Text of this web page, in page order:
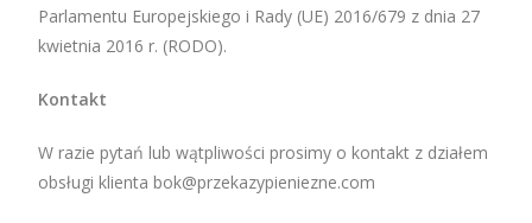
Parlamentu Europejskiego i Rady (UE) 2016/679 z dnia 27
kwietnia 2016 r. (RODO).
Kontakt
W razie pytań lub wątpliwości prosimy o kontakt z działem
obsługi klienta bok@przekazypieniezne.com